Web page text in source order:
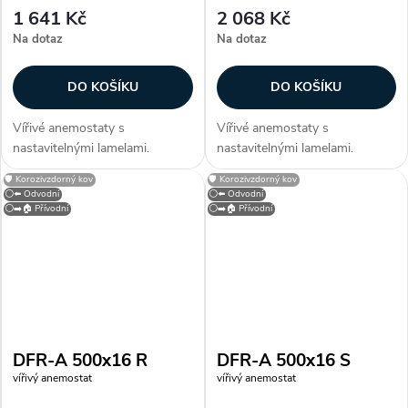
1 641 Kč
Na dotaz
DO KOŠÍKU
Vířivé anemostaty s
nastavitelnými lamelami.
Konstrukce Anemostaty jsou
vyrobeny z galvanizovaného
plechu opatřeného bílou
2 068 Kč
Na dotaz
DO KOŠÍKU
Vířivé anemostaty s
nastavitelnými lamelami.
Konstrukce Anemostaty jsou
vyrobeny z galvanizovaného
plechu opatřeného bílou
⚪⬅️ Odvodní
⚪➡️🏠 Přívodní
🛡️ Korozivzdorný kov
DFR-A 500x16 R
vířivý anemostat
⚪⬅️ Odvodní
⚪➡️🏠 Přívodní
🛡️ Korozivzdorný kov
DFR-A 500x16 S
vířivý anemostat